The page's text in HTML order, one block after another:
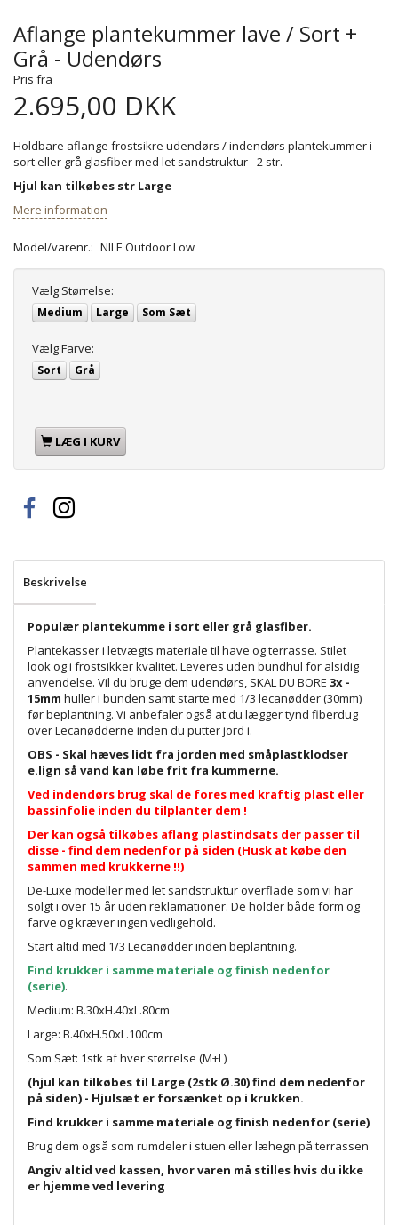
Aflange plantekummer lave / Sort +
Grå - Udendørs
Pris fra
2.695,00 DKK
Holdbare aflange frostsikre udendørs / indendørs plantekummer i
sort eller grå glasfiber med let sandstruktur - 2 str.
Hjul kan tilkøbes str Large
Mere information
Model/varenr.: NILE Outdoor Low
Vælg Størrelse:
Medium Large Som Sæt
VælgFarve:
Sort Grå
LÆG I KURV
Beskrivelse
Populær plantekumme i sort eller grå glasfiber.
Plantekasser i letvægts materiale til have og terrasse. Stilet
look og i frostsikker kvalitet. Leveres uden bundhul for alsidig
anvendelse. Vil du bruge dem udendørs, SKAL DU BORE 3x -
15mm huller i bunden samt starte med 1/3 lecanødder (30mm)
før beplantning. Vi anbefaler også at du lægger tynd fiberdug
over Lecanødderne inden du putter jord i.
OBS - Skal hæves lidt fra jorden med småplastklodser
e.lign så vand kan løbe frit fra kummerne.
Ved indendørs brug skal de fores med kraftig plast eller
bassinfolie inden du tilplanter dem !
Der kan også tilkøbes aflang plastindsats der passer til
disse - find dem nedenfor på siden (Husk at købe den
sammen med krukkerne !!)
De-Luxe modeller med let sandstruktur overflade som vi har
solgt i over 15 år uden reklamationer. De holder både form og
farve og kræver ingen vedligehold.
Start altid med 1/3 Lecanødder inden beplantning.
Find krukker i samme materiale og finish nedenfor
(serie).
Medium: B.30xH.40xL.80cm
Large: B.40xH.50xL.100cm
Som Sæt: 1stk af hver størrelse (M+L)
(hjul kan tilkøbes til Large (2stk Ø.30) find dem nedenfor
på siden) - Hjulsæt er forsænket op i krukken.
Find krukker i samme materiale og finish nedenfor (serie)
Brug dem også som rumdeler i stuen eller læhegn på terrassen
Angiv altid ved kassen, hvor varen må stilles hvis du ikke
er hjemme ved levering